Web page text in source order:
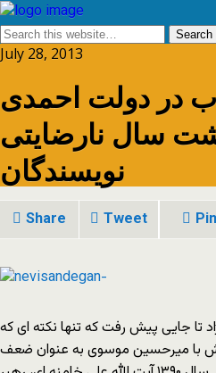
July 28, 2013
در دولت‌ احمدی
سال نارضایتی
نویسندگان
Share Tweet Pin
تا جایی پیش رفت که تنها نکته ای که
با میرحسین موسوی به عنوان ضعف